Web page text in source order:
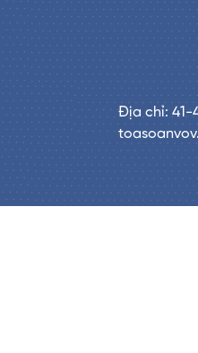
Địa chỉ: 41-